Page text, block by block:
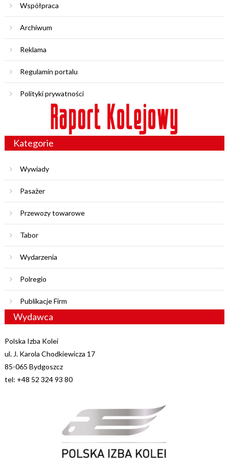
Współpraca
Archiwum
Reklama
Regulamin portalu
Polityki prywatności
Kategorie
Wywiady
Pasażer
Przewozy towarowe
Tabor
Wydarzenia
Polregio
Publikacje Firm
Wydawca
Polska Izba Kolei
ul. J. Karola Chodkiewicza 17
85-065 Bydgoszcz
tel: +48 52 324 93 80